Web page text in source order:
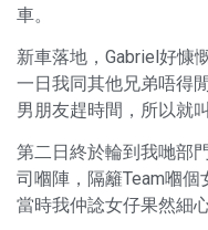
車。
新車落地，Gabriel好慷
一日我同其他兄弟唔得
男朋友趕時間，所以就
第二日終於輪到我哋部
司嗰陣，隔籬Team嗰個
當時我仲諗女仔果然細